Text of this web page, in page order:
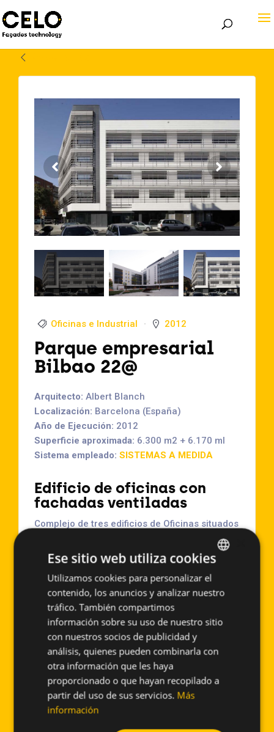
Oficinas e Industrial 2012
Parque empresarial
Bilbao 22@
Arquitecto: Albert Blanch
Localización: Barcelona (España)
Año de Ejecución: 2012
Superficie aproximada: 6.300 m2 + 6.170 ml
Sistema empleado: SISTEMAS A MEDIDA
Edificio de oficinas con
fachadas ventiladas
Complejo de tres edificios de Oficinas situados
Barcelona, edificios revestidos en su totalidad
incluyendo aplacados interrumpidos en las
zona de servicio y acceso de escaleras. En las
fachadas de Bilbao y Pallars se diseñó una
doble piel a modo de brise soléis cerámicos
en distintas posiciones y geometrías. La
solución adoptada por Sistema Masa para la
suportación de esta doble piel fue
completamente a medida y entra dentro de los
ESPECIALES MASA.
SPANISH
ENGLISH
Ese sitio web utiliza cookies
Utilizamos cookies para personalizar el
contenido, los anuncios y analizar nuestro
tráfico. También compartimos
información sobre su uso de nuestro sitio
con nuestros socios de publicidad y
análisis, quienes pueden combinarla con
otra información que les haya
proporcionado o que hayan recopilado a
partir del uso de sus servicios. Más
información